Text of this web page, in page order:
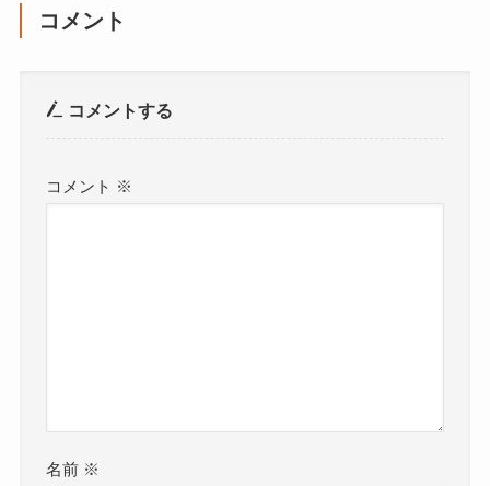
コメント
コメントする
コメント ※
名前 ※